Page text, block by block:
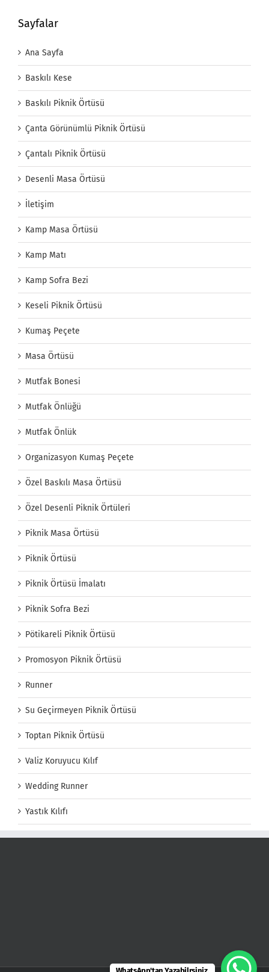
Sayfalar
Ana Sayfa
Baskılı Kese
Baskılı Piknik Örtüsü
Çanta Görünümlü Piknik Örtüsü
Çantalı Piknik Örtüsü
Desenli Masa Örtüsü
İletişim
Kamp Masa Örtüsü
Kamp Matı
Kamp Sofra Bezi
Keseli Piknik Örtüsü
Kumaş Peçete
Masa Örtüsü
Mutfak Bonesi
Mutfak Önlüğü
Mutfak Önlük
Organizasyon Kumaş Peçete
Özel Baskılı Masa Örtüsü
Özel Desenli Piknik Örtüleri
Piknik Masa Örtüsü
Piknik Örtüsü
Piknik Örtüsü İmalatı
Piknik Sofra Bezi
Pötikareli Piknik Örtüsü
Promosyon Piknik Örtüsü
Runner
Su Geçirmeyen Piknik Örtüsü
Toptan Piknik Örtüsü
Valiz Koruyucu Kılıf
Wedding Runner
Yastık Kılıfı